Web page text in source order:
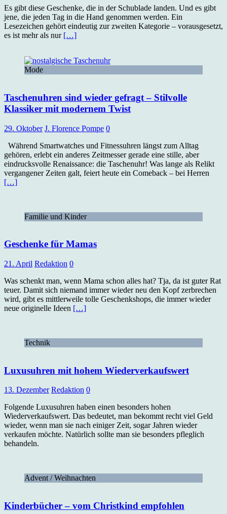
Es gibt diese Geschenke, die in der Schublade landen. Und es gibt
jene, die jeden Tag in die Hand genommen werden. Ein
Lesezeichen gehört eindeutig zur zweiten Kategorie – vorausgesetzt,
es ist mehr als nur […]
Mode
Taschenuhren sind wieder gefragt – Stilvolle
Klassiker mit modernem Twist
29. Oktober J. Florence Pompe 0
Während Smartwatches und Fitnessuhren längst zum Alltag
gehören, erlebt ein anderes Zeitmesser gerade eine stille, aber
eindrucksvolle Renaissance: die Taschenuhr! Was lange als Relikt
vergangener Zeiten galt, feiert heute ein Comeback – bei Herren
[…]
Familie und Kinder
Geschenke für Mamas
21. April Redaktion 0
Was schenkt man, wenn Mama schon alles hat? Tja, da ist guter Rat
teuer. Damit sich niemand immer wieder neu den Kopf zerbrechen
wird, gibt es mittlerweile tolle Geschenkshops, die immer wieder
neue originelle Ideen […]
Technik
Luxusuhren mit hohem Wiederverkaufswert
13. Dezember Redaktion 0
Folgende Luxusuhren haben einen besonders hohen
Wiederverkaufswert. Das bedeutet, man bekommt recht viel Geld
wieder, wenn man sie nach einiger Zeit, sogar Jahren wieder
verkaufen möchte. Natürlich sollte man sie besonders pfleglich
behandeln.
Advent / Weihnachten
Kinderbücher – vom Christkind empfohlen